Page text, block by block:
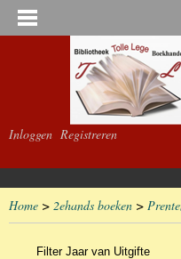
Inloggen Registreren
Home > 2ehands boeken >
Filter Jaar van Uitgifte